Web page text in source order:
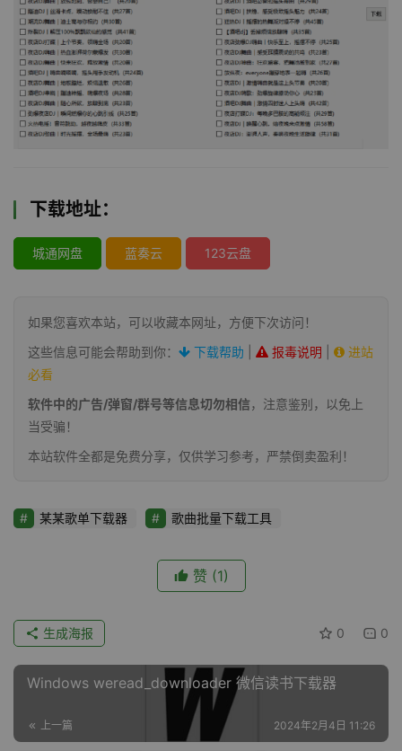
下载地址：
城通网盘 蓝奏云 123云盘
如果您喜欢本站，可以收藏本网址，方便下次访问！
这些信息可能会帮助到你：
下载帮助 报毒说明
进站
必看
软件中的广告/弹窗/群号等信息切勿相信，注意鉴别，以免上
当受骗！
本站软件全都是免费分享，仅供学习参考，严禁倒卖盈利！
某某歌单下载器 歌曲批量下载工具
赞 (1)
0 0
生成海报
Windows weread_downloader 微信读书下载器
上一篇 2024年2月4日 11:26